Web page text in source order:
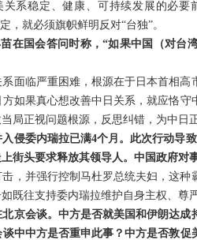
系稳定、健康、可持续发展的必
，就必须旗帜鲜明反对“台独”。
在国会答问时称，“如果中国（对台
面临严重困难，根源在于日本首相
如果真心想改善中日关系，就应恪守
局正视问题根源，反思纠错，为中日
侵委内瑞拉已满4个月。此次行动导
街头要求释放其领导人。中国政府对
，并强行控制马杜罗总统夫妇，这
既往支持委内瑞拉维护自身主权、尊
京会谈。中方是否就美国和伊朗达
中中方是否重申此事？中方是否敦